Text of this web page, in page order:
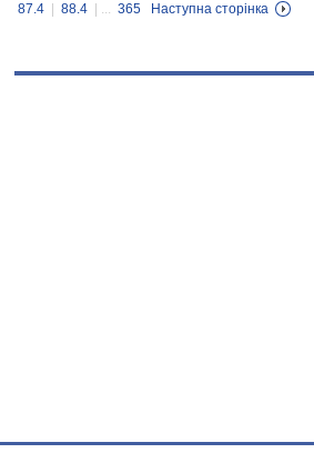
87.4
88.4 | ... 365 Наступна сторінка